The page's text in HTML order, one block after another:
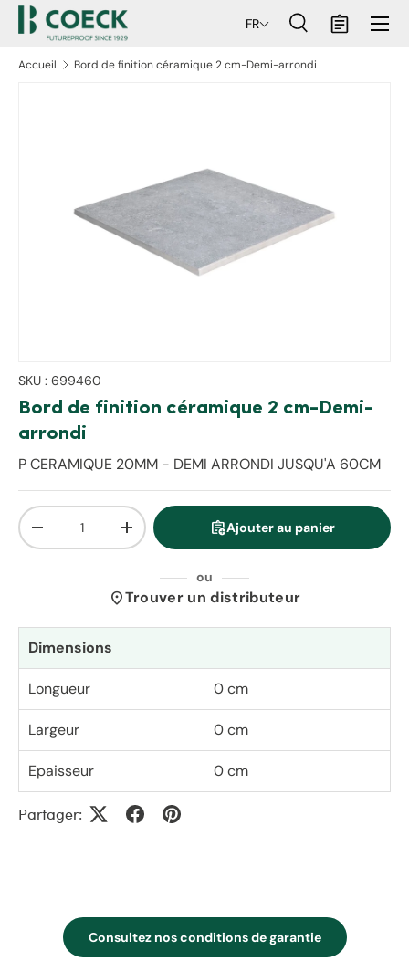
au contenu
Rechercher
FR RecherchePanier
Menu
Accueil Bord de finition céramique 2 cm-Demi-arrondi
SKU : 699460
Bord de finition céramique 2 cm-Demi-
arrondi
P CERAMIQUE 20MM - DEMI ARRONDI JUSQU'A 60CM
Qté
Diminuer la quantitéAugmenter la quantité
assignment_addAjouter au panier
ou
location_onTrouver un distributeur
Dimensions
Longueur 0 cm
Largeur 0 cm
Epaisseur 0 cm
Partager:
Consultez nos conditions de garantie